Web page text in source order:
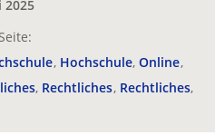
2025
Hochschule Online
Rechtliches Rechtliches